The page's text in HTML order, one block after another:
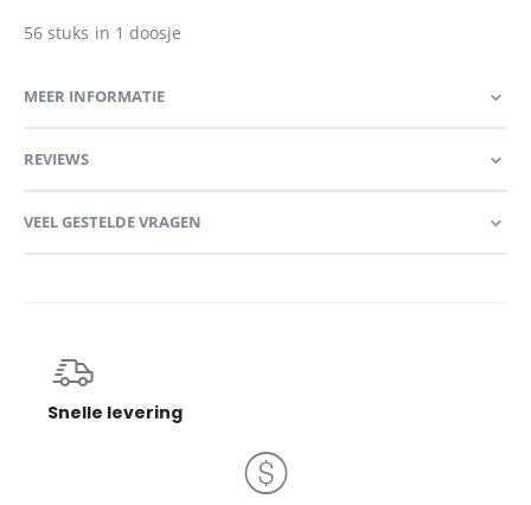
56 stuks in 1 doosje
MEER INFORMATIE
REVIEWS
VEEL GESTELDE VRAGEN
Snelle levering